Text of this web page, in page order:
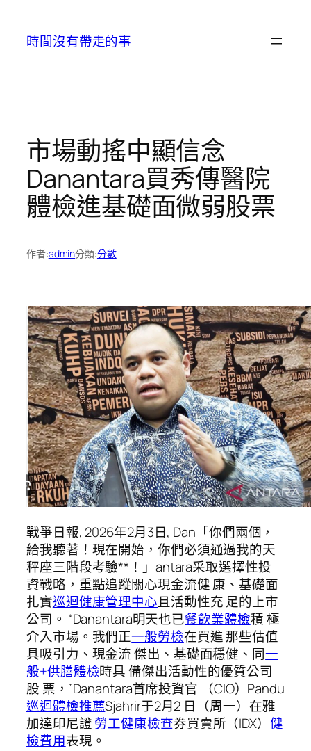
時間沒有帶走的事
市場動搖中顯信念
Danantara買秀傳醫院
體檢進基礎面微弱股票
作者:admin分類:分數
戰爭日報, 2026年2月3日, Dan「你們兩個，
給我聽著！現在開始，你們必須通過我的天
秤座三階段考驗**！」antara采取選擇性投
資戰略，重點追蹤關心現金流健 康、基礎面
扎實巡迴健康管理中心且活動性充 足的上市
公司。 “Danantara明天也已餐飲業體檢積 極
介入市場。我們正一般勞檢在買進 那些估值
具吸引力、現金流 傑出、基礎面穩健、同一
般+供膳體檢時具 備傑出活動性的優質公司
股 票，”Danantara首席投資官 （CIO）Pandu
巡迴體檢推薦Sjahrir于2月2 日（周一）在雅
加達印尼證勞工健康檢查券買賣所（IDX） 健
檢費用表現。